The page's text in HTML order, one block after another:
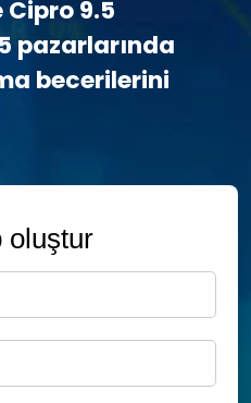
9.5
pazarlarında
becerilerini